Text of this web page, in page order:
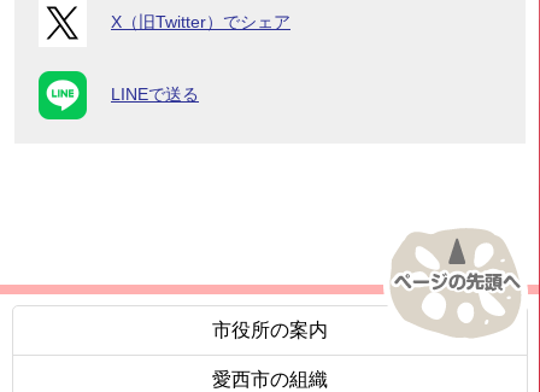
X（旧Twitter）でシェア
LINEで送る
市役所の案内
愛西市の組織